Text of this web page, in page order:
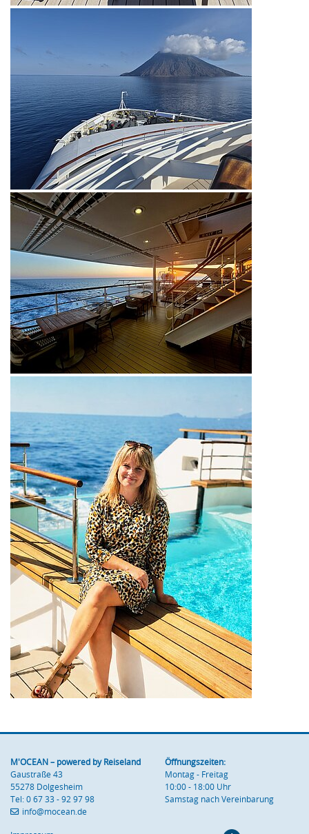
M'OCEAN – powered by Reiseland
Gaustraße 43
55278 Dolgesheim
Tel: 0 67 33 - 92 97 98
info@mocean.de
Öffnungszeiten:
Montag - Freitag
10:00 - 18:00 Uhr
Samstag nach Vereinbarung